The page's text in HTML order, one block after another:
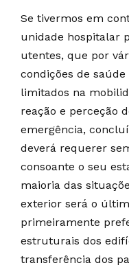
Se tivermos em
unidade hospitalar
utentes, que por
condições de
limitados na
reação e perceção
emergência,
deverá requerer
consoante o seu
maioria das
exterior será o
primeiramente
estruturais dos
transferência dos